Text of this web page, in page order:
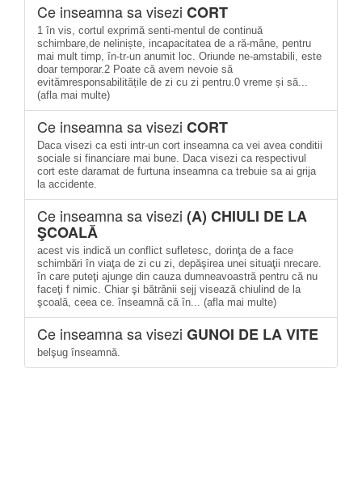
Ce inseamna sa visezi CORT
1 în vis, cortul exprimă senti-mentul de continuă
schimbare,de neliniște, incapacitatea de a ră-mâne, pentru
mai mult timp, în-tr-un anumit loc. Oriunde ne-amstabili, este
doar temporar.2 Poate că avem nevoie să
evitămresponsabilitățile de zi cu zi pentru.0 vreme și să...
(afla mai multe)
Ce inseamna sa visezi CORT
Daca visezi ca esti intr-un cort inseamna ca vei avea conditii
sociale si financiare mai bune. Daca visezi ca respectivul
cort este daramat de furtuna inseamna ca trebuie sa ai grija
la accidente.
Ce inseamna sa visezi (A) CHIULI DE LA
ŞCOALĂ
acest vis indică un conflict sufletesc, dorinţa de a face
schimbări în viaţa de zi cu zi, depăşirea unei situaţii nrecare.
în care puteţi ajunge din cauza dumneavoastră pentru că nu
faceţi f nimic. Chiar şi bătrânii sejj visează chiulind de la
şcoală, ceea ce. înseamnă că în... (afla mai multe)
Ce inseamna sa visezi GUNOI DE LA VITE
belşug înseamnă.